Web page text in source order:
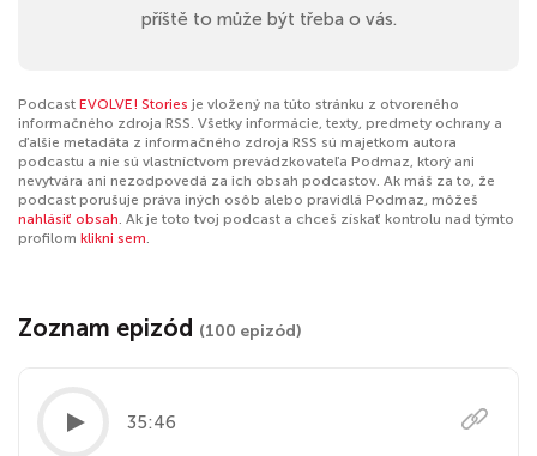
příště to může být třeba o vás.
Podcast EVOLVE! Stories je vložený na túto stránku z otvoreného
informačného zdroja RSS. Všetky informácie, texty, predmety ochrany a
ďalšie metadáta z informačného zdroja RSS sú majetkom autora
podcastu a nie sú vlastníctvom prevádzkovateľa Podmaz, ktorý ani
nevytvára ani nezodpovedá za ich obsah podcastov. Ak máš za to, že
podcast porušuje práva iných osôb alebo pravidlá Podmaz, môžeš
nahlásiť obsah. Ak je toto tvoj podcast a chceš získať kontrolu nad týmto
profilom klikni sem.
Zoznam epizód (100 epizód)
35:46